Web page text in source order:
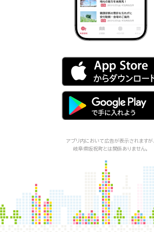
アプリ内において広告が表示されますが、
岐阜県坂祝町とは関係ありません。